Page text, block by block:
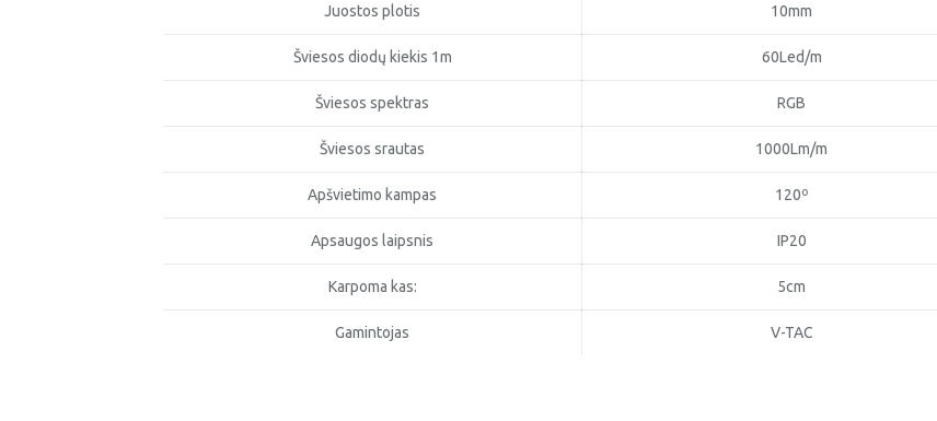
Juostos plotis 10mm
Šviesos diodų kiekis 1m 60Led/m
Šviesos spektras RGB
Šviesos srautas 1000Lm/m
Apšvietimo kampas 120º
Apsaugos laipsnis IP20
Karpoma kas: 5cm
Gamintojas V-TAC